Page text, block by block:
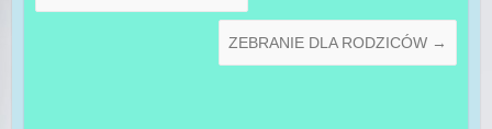
ZEBRANIE DLA RODZICÓW →